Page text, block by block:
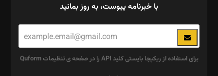
با خبرنامه پیوست، به روز بمانید
برای استفاده از ریکپچا بایستی کلید API را در صفحه ی تنظیمات Quform